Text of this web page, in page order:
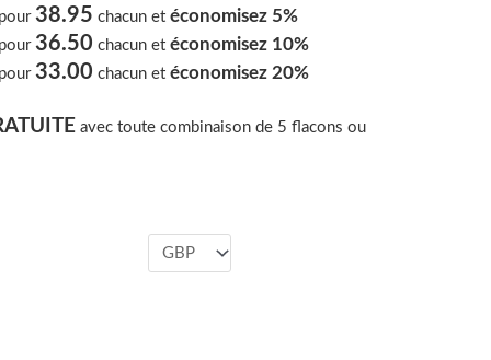
pour38.95 chacun etéconomisez 5%
pour36.50 chacun etéconomisez 10%
pour33.00 chacun etéconomisez 20%
avec toute combinaison de 5 flacons ou